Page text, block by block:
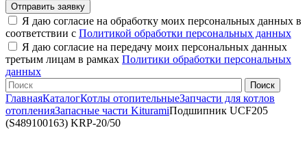
Я даю согласие на обработку моих персональных данных в
соответствии с Политикой обработки персональных данных
Я даю согласие на передачу моих персональных данных
третьим лицам в рамках Политики обработки персональных
данных
ГлавнаяКаталогКотлы отопительныеЗапчасти для котлов
отопленияЗапасные части KituramiПодшипник UCF205
(S489100163) KRP-20/50